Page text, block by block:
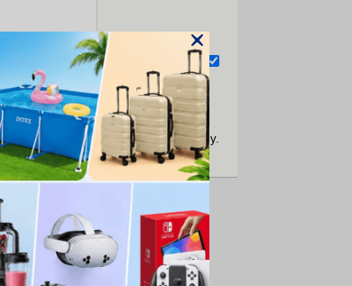
אני מאשר/ת את תנאי השימוש
Policy and Terms of Serviceapply.